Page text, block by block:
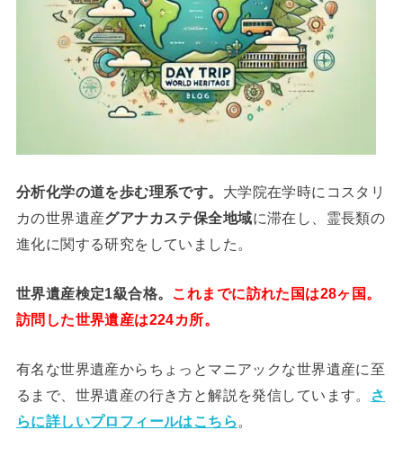
分析化学の道を歩む理系です。 大学院在学時にコスタリ
カの世界遺産グアナカステ保全地域に滞在し、霊長類の
進化に関する研究をしていました。
世界遺産検定1級合格。 これまでに訪れた国は28ヶ国。
訪問した世界遺産は224カ所。
有名な世界遺産からちょっとマニアックな世界遺産に至
るまで、世界遺産の行き方と解説を発信しています。
さ
らに詳しいプロフィールはこちら 。